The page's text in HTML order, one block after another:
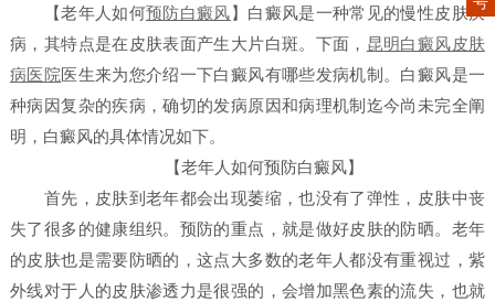
【老年人如何预防白癜风 】 白癜风是一种常见的慢性皮肤疾
病，其特点是在皮肤表面产生大片白斑。下面， 昆明白癜风皮肤
病医院医生来为您介绍一下白癜风有哪些发病机制。白癜风是一
种病因复杂的疾病，确切的发病原因和病理机制迄今尚未完全阐
明，白癜风的具体情况如下。
【老年人如何预防白癜风】
首先，皮肤到老年都会出现萎缩，也没有了弹性，皮肤中丧
失了很多的健康组织。预防的重点，就是做好皮肤的防晒。老年
的皮肤也是需要防晒的，这点大多数的老年人都没有重视过，紫
外线对于人的皮肤渗透力是很强的，会增加黑色素的流失，也就